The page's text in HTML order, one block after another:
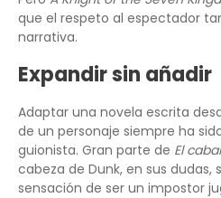
que el respeto al espectador
narrativa.
Expandir sin añadir
Adaptar una novela escrita
de un personaje siempre ha
guionista. Gran parte de El
cabeza de Dunk, en sus dudas,
sensación de ser un impostor